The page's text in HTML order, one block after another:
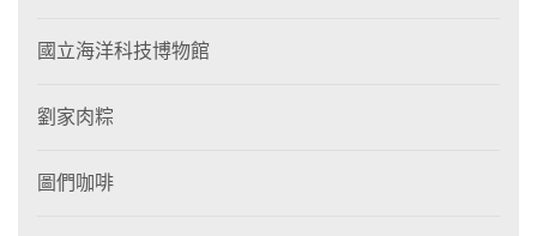
國立海洋科技博物館
劉家肉粽
圖們咖啡